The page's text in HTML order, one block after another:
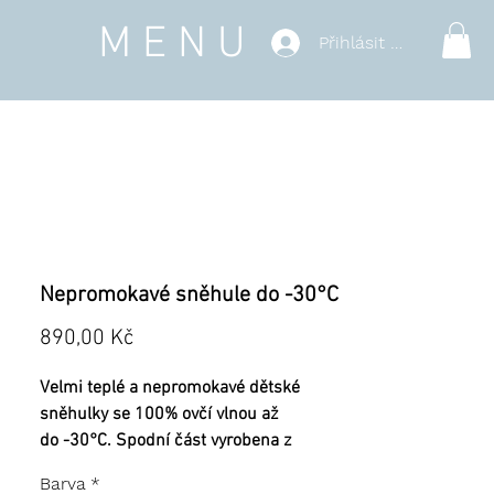
MENU Přihlásit se
Nepromokavé sněhule do -30°C
890,00 KčCena
Velmi teplé a nepromokavé dětské
sněhulky se 100% ovčí vlnou až
do -30°C. Spodní část vyrobena z
Barva *